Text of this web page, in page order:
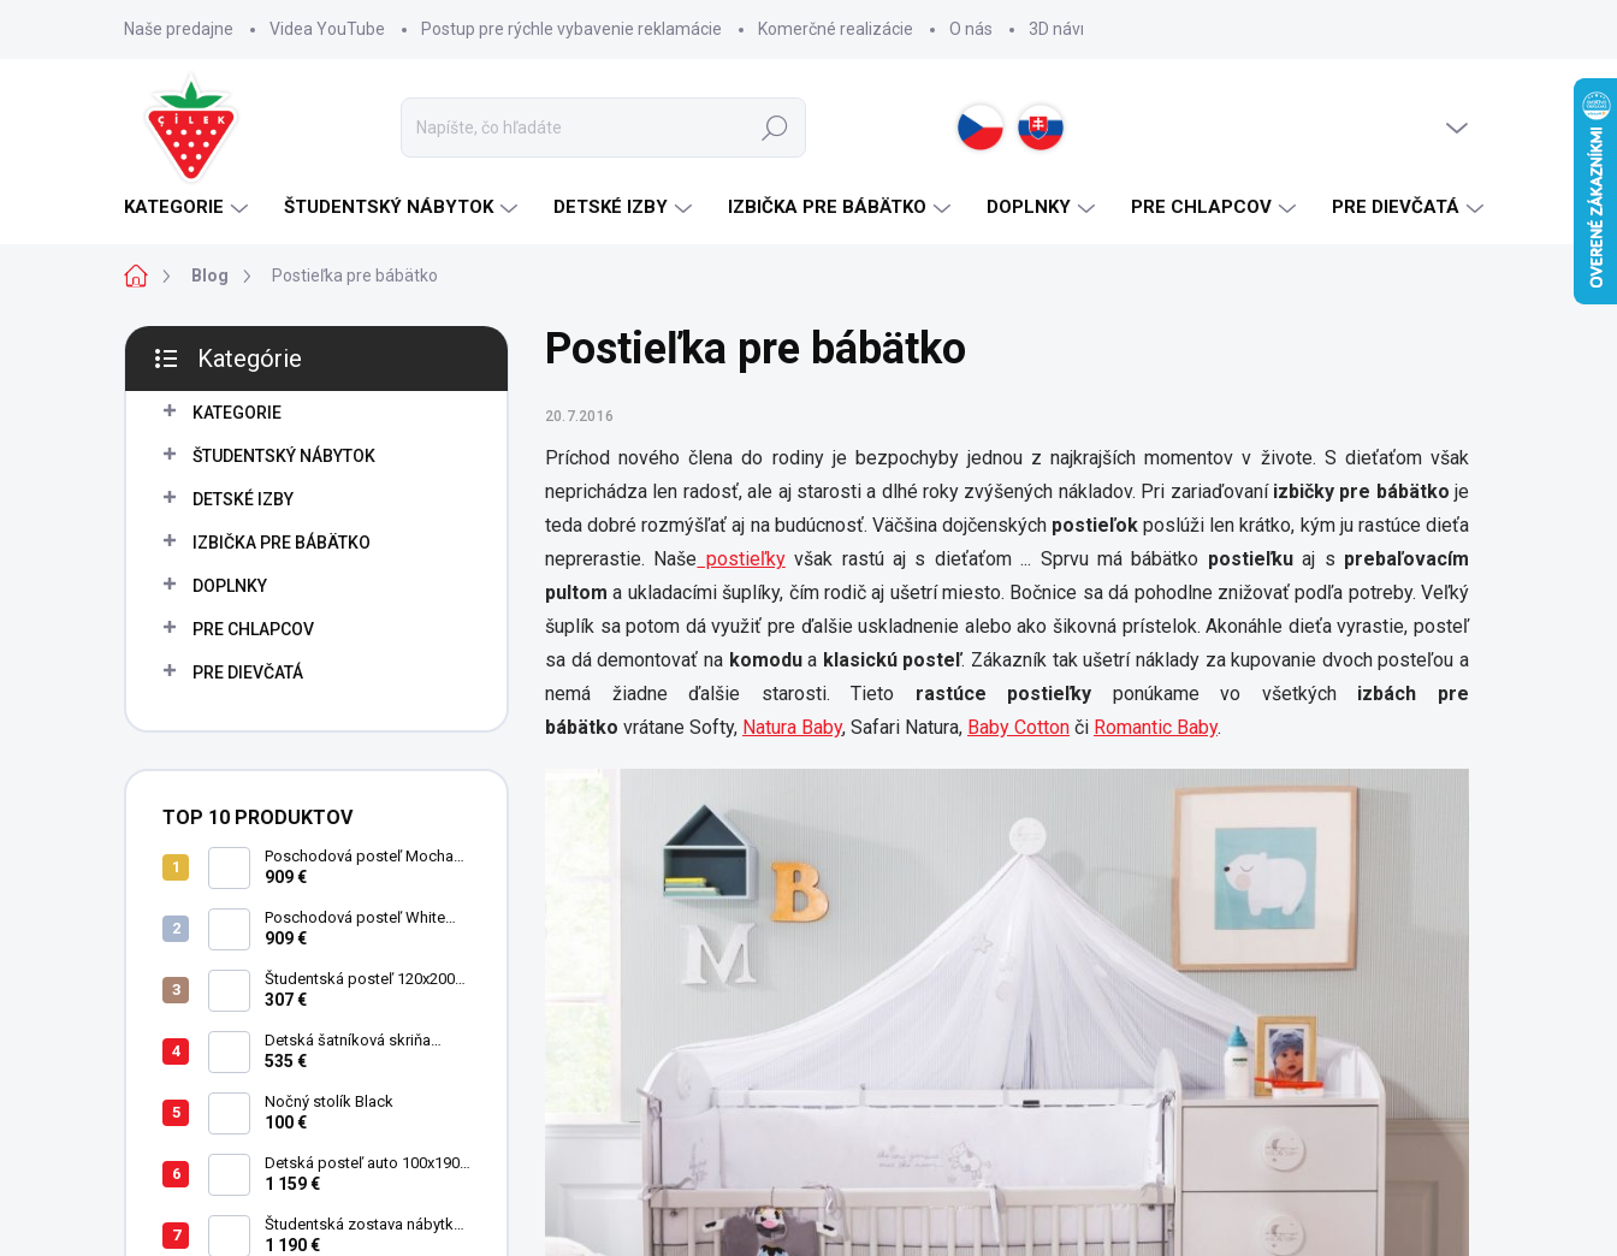
Naše predajne Videa YouTube Postup pre rýchle vybavenie reklamácie Komerčné realizácie O nás 3D návrhy
Hľadať
KATEGORIE ŠTUDENTSKÝ NÁBYTOK DETSKÉ IZBY IZBIČKA PRE BÁBÄTKO DOPLNKY PRE CHLAPCOV PRE DIEVČATÁ
DomovBlog Postieľka pre bábätko
B
č
kategórie
Kategórie
KATEGORIE
ŠTUDENTSKÝ NÁBYTOK
DETSKÉ IZBY
IZBIČKA PRE BÁBÄTKO
DOPLNKY
PRE CHLAPCOV
PRE DIEVČATÁ
TOP 10 PRODUKTOV
Poschodová posteľ Mocha
Studio pre 3 deti 90x200 cm s
909 €
Poschodová posteľ White
Studio pre 3 deti 90x200 cm s
909 €
Študentská posteľ 120x200
cm Black
307 €
Detská šatníková skriňa
trojdverová Pirate
535 €
Nočný stolík Black
100 €
Detská posteľ auto 100x190
cm GTE čierna
1 159 €
Študentská zostava nábytku
Trio
1 190 €
Postieľka pre bábätko
20.7.2016
Príchod nového člena do rodiny je bezpochyby jednou z najkrajších momentov v živote. S dieťaťom však
neprichádza len radosť, ale aj starosti a dlhé roky zvýšených nákladov. Pri zariaďovaní izbičky pre bábätko je
teda dobré rozmýšľať aj na budúcnosť. Väčšina dojčenských postieľok poslúži len krátko, kým ju rastúce dieťa
neprerastie. Naše postieľkyvšak rastú aj s dieťaťom ... Sprvu má bábätko postieľkuaj s prebaľovacím
pultom a ukladacími šuplíky, čím rodič aj ušetrí miesto. Bočnice sa dá pohodlne znižovať podľa potreby. Veľký
šuplík sa potom dá využiť pre ďalšie uskladnenie alebo ako šikovná prístelok. Akonáhle dieťa vyrastie, posteľ
sa dá demontovať na komodua klasickú posteľ. Zákazník tak ušetrí náklady za kupovanie dvoch posteľou a
nemá žiadne ďalšie starosti. Tieto rastúce postieľky ponúkame vo všetkýchizbách pre
bábätko vrátane Softy, Natura Baby, Safari Natura, Baby Cotton či Romantic Baby.